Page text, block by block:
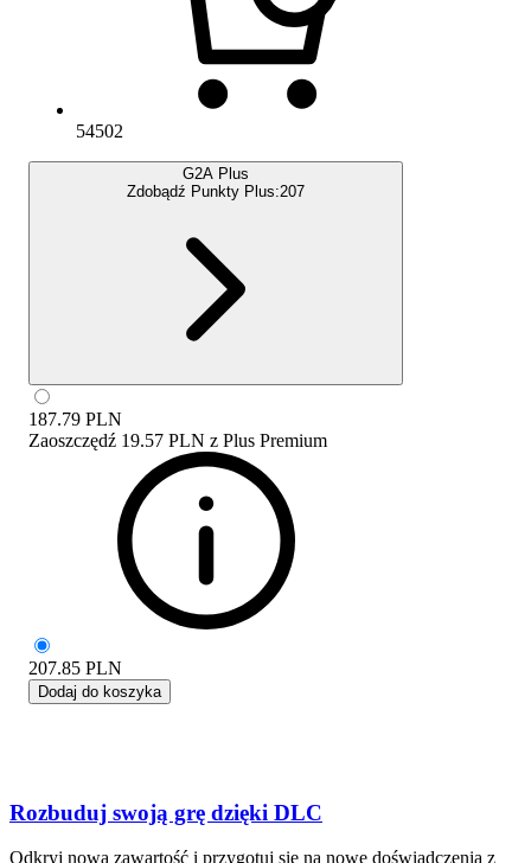
54502
G2A Plus
Zdobądź Punkty Plus:207
187.79 PLN
Zaoszczędź 19.57 PLN z Plus Premium
207.85 PLN
Dodaj do koszyka
Rozbuduj swoją grę dzięki DLC
Odkryj nową zawartość i przygotuj się na nowe doświadczenia z